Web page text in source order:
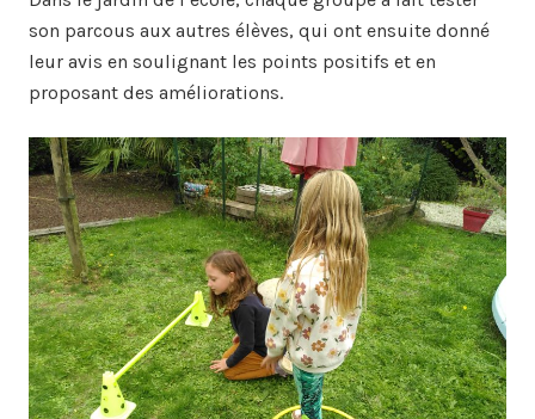
son parcous aux autres élèves, qui ont ensuite donné
leur avis en soulignant les points positifs et en
proposant des améliorations.